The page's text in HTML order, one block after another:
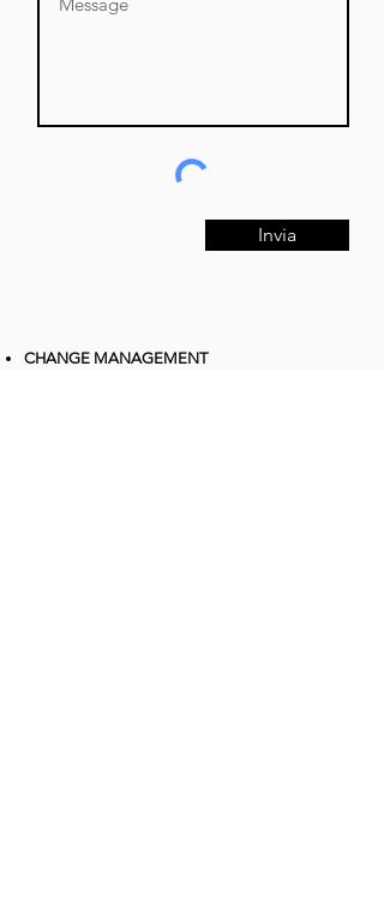
Invia
CHANGE MANAGEMENT